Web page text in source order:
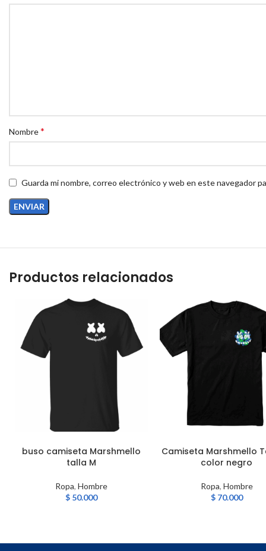
Nombre*
Guarda mi nombre, correo electrónico y web en este navegador
Productos relacionados
AÑADIR AL CARRITO
buso camiseta Marshmello
talla M
Ropa,Hombre
$ 50.000
AÑADIR AL CARRITO
Camiseta Marshmello
color negro
Ropa, Hombre
$70.000